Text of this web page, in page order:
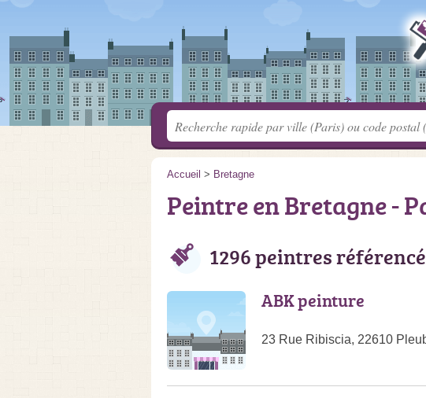
Accueil > Bretagne
Peintre en Bretagne -
1296 peintres
ABK peinture
23 Rue Ribiscia, 22610